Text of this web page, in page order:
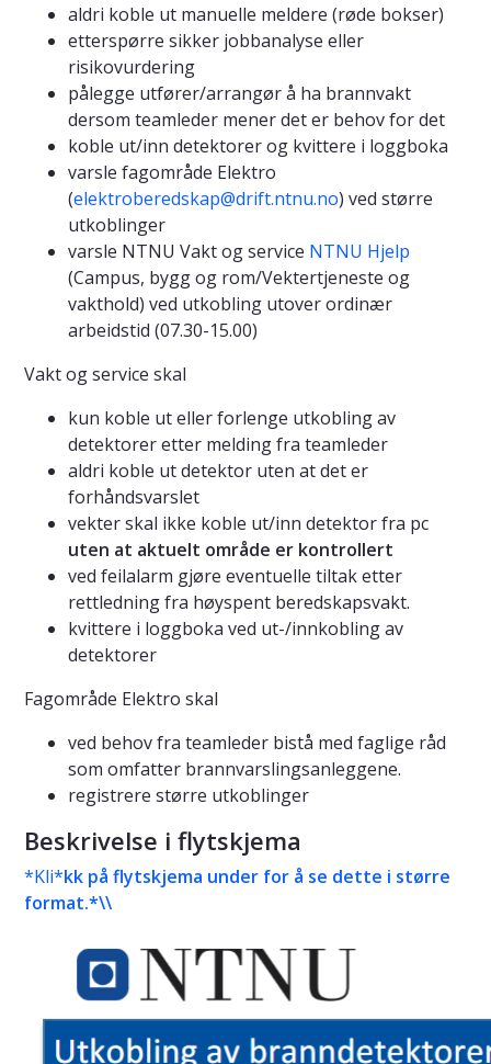
aldri koble ut manuelle meldere (røde bokser)
etterspørre sikker jobbanalyse eller
risikovurdering
pålegge utfører/arrangør å ha brannvakt
dersom teamleder mener det er behov for det
koble ut/inn detektorer og kvittere i loggboka
varsle fagområde Elektro
(elektroberedskap@drift.ntnu.no) ved større
utkoblinger
varsle NTNU Vakt og service NTNU Hjelp
(Campus, bygg og rom/Vektertjeneste og
vakthold) ved utkobling utover ordinær
arbeidstid (07.30-15.00)
Vakt og service skal
kun koble ut eller forlenge utkobling av
detektorer etter melding fra teamleder
aldri koble ut detektor uten at det er
forhåndsvarslet
vekter skal ikke koble ut/inn detektor fra pc
uten at aktuelt område er kontrollert
ved feilalarm gjøre eventuelle tiltak etter
rettledning fra høyspent beredskapsvakt.
kvittere i loggboka ved ut-/innkobling av
detektorer
Fagområde Elektro skal
ved behov fra teamleder bistå med faglige råd
som omfatter brannvarslingsanleggene.
registrere større utkoblinger
Beskrivelse i flytskjema
*Kli*kk på flytskjema under for å se dette i større
format.*\\